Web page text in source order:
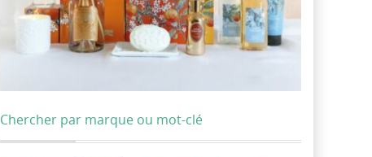
Chercher par marque ou mot-clé